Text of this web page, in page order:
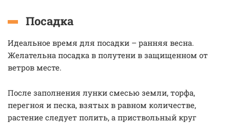
Посадка
Идеальное время для посадки – ранняя весна.
Желательна посадка в полутени в защищенном от
ветров месте.
После заполнения лунки смесью земли, торфа,
перегноя и песка, взятых в равном количестве,
растение следует полить, а приствольный круг